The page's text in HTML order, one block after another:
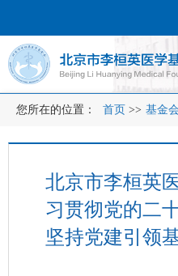
您所在的位置： 首页 >> 基金
北京市李桓英
习贯彻党的二
坚持党建引领